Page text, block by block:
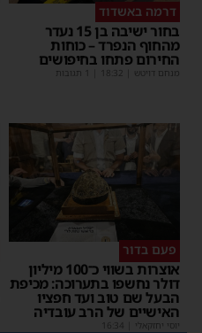
דרמה באשדוד
בחור ישיבה בן 15 נעדר
מהחוף הנפרד – כוחות
החירום פתחו בחיפושים
מנחם דויטש 18:32
פעם בדור
אוצרות בשווי כ־100 מיליון
דולר נחשפו בתערוכה: מכיפת
הבעל שם טוב ועד חפציו
האישיים של הרב עובדיה
יוסי יחזקאלי 16:34